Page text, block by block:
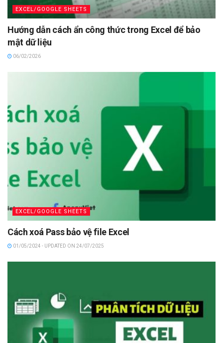
EXCEL/GOOGLE SHEETS
Hướng dẫn cách ẩn công thức trong Excel để bảo
mật dữ liệu
06/02/2026
EXCEL/GOOGLE SHEETS
Cách xoá Pass bảo vệ file Excel
01/05/2024 - UPDATED ON 24/07/2025